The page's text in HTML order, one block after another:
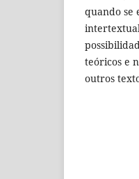
quando se
teóricos e
outros